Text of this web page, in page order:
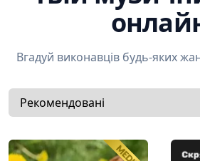
Вгадуй виконавців будь-яких
Select a tab